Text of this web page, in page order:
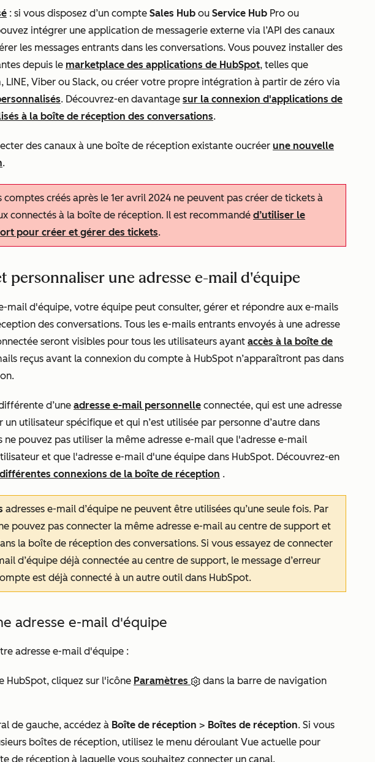
: si vous disposez d’un compte Sales Hub ou Service Hub Pro ou
intégrer une application de messagerie externe via l’API des canaux
les messages entrants dans les conversations. Vous pouvez installer des
depuis le marketplace des applications de HubSpot, telles que
LINE, Viber ou Slack, ou créer votre propre intégration à partir de zéro via
. Découvrez-en davantage sur la connexion d'applications de
à la boîte de réception des conversations.
des canaux à une boîte de réception existante oucréer une nouvelle
.
comptes créés après le 1er avril 2024 ne peuvent pas créer de tickets à
connectés à la boîte de réception. Il est recommandé d’utiliser le
pour créer et gérer des tickets.
personnaliser une adresse e-mail d'équipe
mail d'équipe, votre équipe peut consulter, gérer et répondre aux e-mails
des conversations. Tous les e-mails entrants envoyés à une adresse
seront visibles pour tous les utilisateurs ayant accès à la boîte de
reçus avant la connexion du compte à HubSpot n’apparaîtront pas dans
d’une adresse e-mail personnelle connectée, qui est une adresse
utilisateur spécifique et qui n’est utilisée par personne d’autre dans
ne pouvez pas utiliser la même adresse e-mail que l'adresse e-mail
et que l'adresse e-mail d'une équipe dans HubSpot. Découvrez-en
différentes connexions de la boîte de réception .
adresses e-mail d’équipe ne peuvent être utilisées qu’une seule fois. Par
pouvez pas connecter la même adresse e-mail au centre de support et
la boîte de réception des conversations. Si vous essayez de connecter
d’équipe déjà connectée au centre de support, le message d’erreur
est déjà connecté à un autre outil dans HubSpot.
adresse e-mail d'équipe
adresse e-mail d'équipe :
HubSpot, cliquez sur l'icône Paramètres
dans la barre de navigation
de gauche, accédez à Boîte de réception > Boîtes de réception. Si vous
boîtes de réception, utilisez le menu déroulant Vue actuelle pour
de réception à laquelle vous souhaitez connecter un canal.